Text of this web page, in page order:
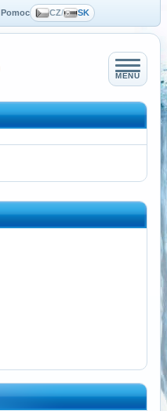
Pomoc CZ/ SK
MENU